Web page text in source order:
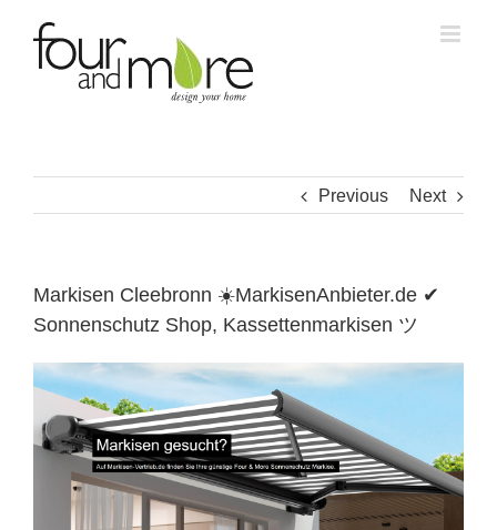
content
Previous Next
Markisen Cleebronn ☀️MarkisenAnbieter.de ✔
Sonnenschutz Shop, Kassettenmarkisen ツ